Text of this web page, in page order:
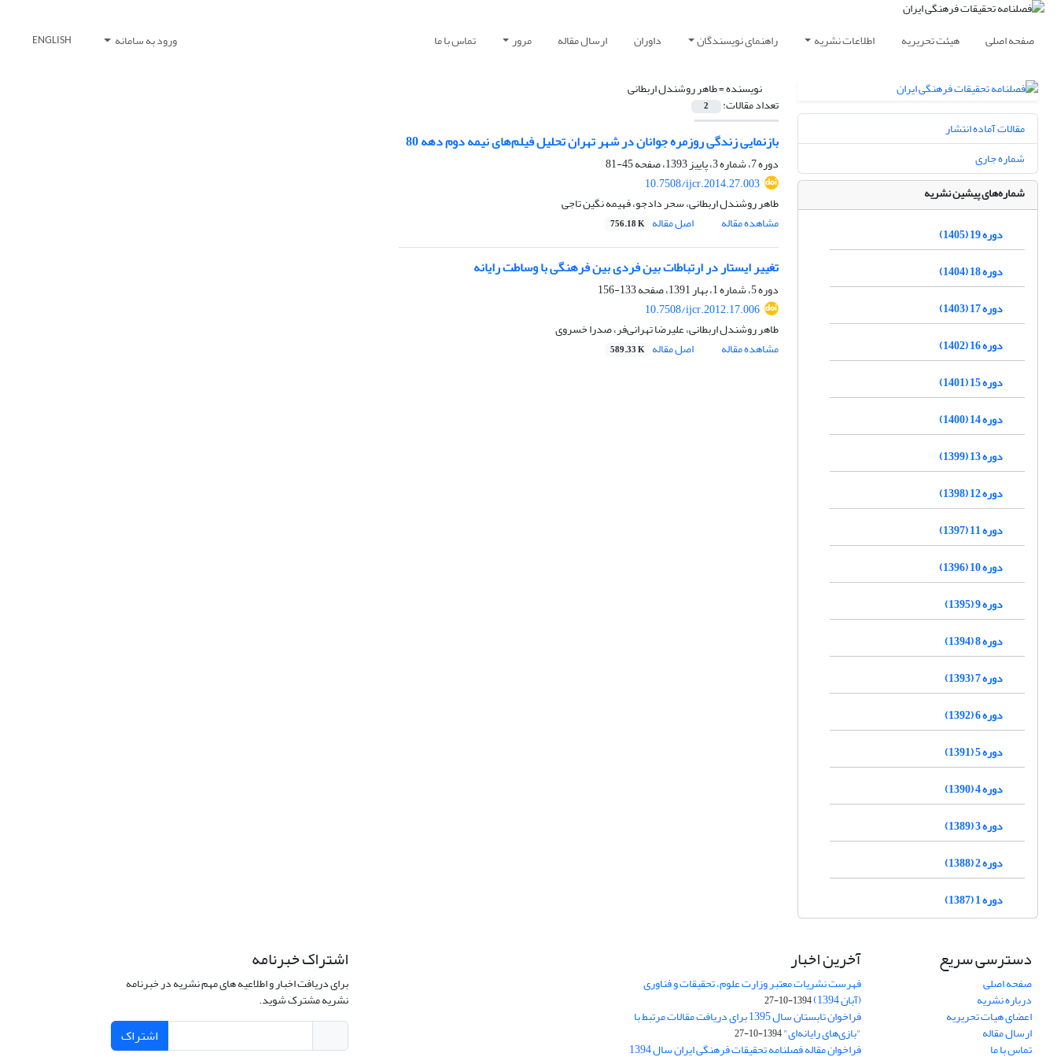
صفحه اصلی هیئت تحریریه اطلاعات نشریه راهنمای نویسندگان داوران ارسال مقاله مرور تماس با ما ورود به سامانه ENGLISH
نویسنده =طاهر روشندل اربطانی
تعداد مقالات: 2
بازنمایی زندگی روزمره جوانان در شهر تهران تحلیل فیلم‌های نیمه دوم دهه 80
دوره 7، شماره 3، پاییز 1393، صفحه
45-81
10.7508/ijcr.2014.27.003
طاهر روشندل اربطانی، سحر دادجو، فهیمه نگین تاجی
مشاهده مقاله
اصل مقاله 756.18 K
تغییر ایستار در ارتباطات بین فردی بین فرهنگی با وساطت رایانه
دوره 5، شماره 1، بهار 1391، صفحه
133-156
10.7508/ijcr.2012.17.006
طاهر روشندل اربطانی، علیرضا تهرانی‌فر، صدرا خسروی
مشاهده مقاله
اصل مقاله 589.33 K
مقالات آماده انتشار
شماره جاری
شماره‌های پیشین نشریه
دوره 19 (1405)
دوره 18 (1404)
دوره 17 (1403)
دوره 16 (1402)
دوره 15 (1401)
دوره 14 (1400)
دوره 13 (1399)
دوره 12 (1398)
دوره 11 (1397)
دوره 10 (1396)
دوره 9 (1395)
دوره 8 (1394)
دوره 7 (1393)
دوره 6 (1392)
دوره 5 (1391)
دوره 4 (1390)
دوره 3 (1389)
دوره 2 (1388)
دوره 1 (1387)
دسترسی سریع
صفحه اصلی
درباره نشریه
اعضای هیات تحریریه
ارسال مقاله
تماس با ما
آخرین اخبار
فهرست نشریات معتبر وزارت علوم، تحقیقات و فناوری
(آبان 1394) 1394-10-27
فراخوان تابستان سال 1395 برای دریافت مقالات مرتبط با
"بازی‌های رایانه‌ای"1394-10-27
فراخوان مقاله فصلنامه تحقیقات فرهنگی ایران سال 1394
اشتراک خبرنامه
برای دریافت اخبار و اطلاعیه های مهم نشریه در خبرنامه
نشریه مشترک شوید.
اشتراک